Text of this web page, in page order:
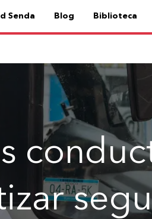
Senda Blog Biblioteca